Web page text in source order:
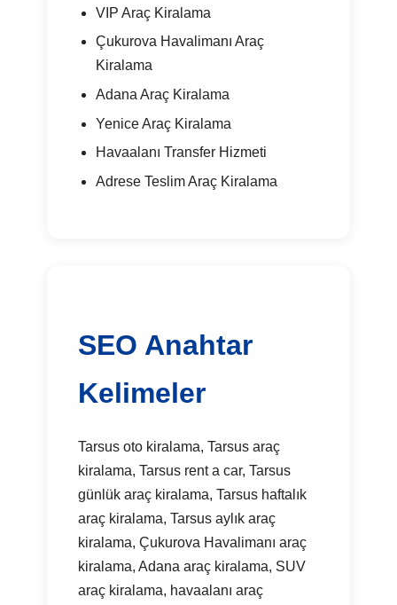
VIP Araç Kiralama
Çukurova Havalimanı Araç
Kiralama
Adana Araç Kiralama
Yenice Araç Kiralama
Havaalanı Transfer Hizmeti
Adrese Teslim Araç Kiralama
SEO Anahtar
Kelimeler
Tarsus oto kiralama, Tarsus araç
kiralama, Tarsus rent a car, Tarsus
günlük araç kiralama, Tarsus haftalık
araç kiralama, Tarsus aylık araç
kiralama, Çukurova Havalimanı araç
kiralama, Adana araç kiralama, SUV
araç kiralama, havaalanı araç